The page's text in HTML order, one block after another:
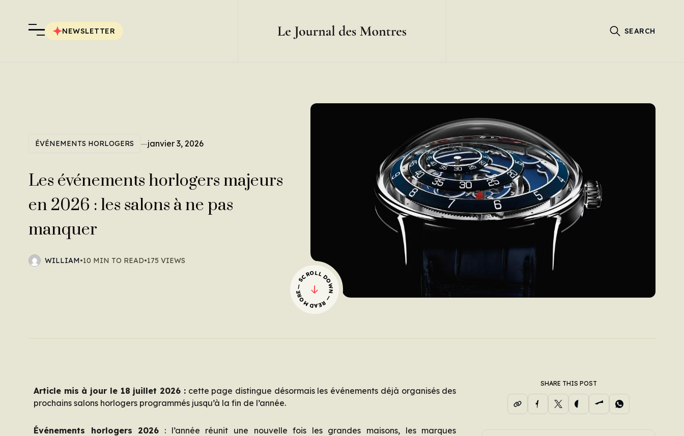
NEWSLETTER SEARCH
ÉVÉNEMENTS HORLOGERS —janvier 3, 2026
Les événements horlogers majeurs
en 2026 : les salons à ne pas
manquer
WILLIAM•10 MIN TO READ•175 VIEWS
— SCROLL DOWN — READ MORE
Article mis à jour le 18 juillet 2026 :cette page distingue désormais les événements déjà organisés des
prochains salons horlogers programmés jusqu’à la fin de l’année.
Événements horlogers 2026 : l’année réunit une nouvelle fois les grandes maisons, les marques
SHARE THIS POST